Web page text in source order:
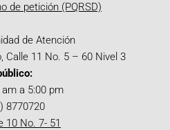
de petición (PQRSD)
de Atención
Calle 11 No. 5 – 60 Nivel 3
a 5:00 pm
8770720
10 No. 7- 51